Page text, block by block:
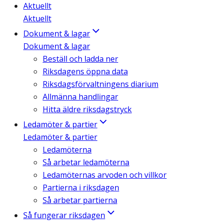
Aktuellt
Aktuellt
Dokument & lagar
Dokument & lagar
Beställ och ladda ner
Riksdagens öppna data
Riksdagsförvaltningens diarium
Allmänna handlingar
Hitta äldre riksdagstryck
Ledamöter & partier
Ledamöter & partier
Ledamöterna
Så arbetar ledamöterna
Ledamöternas arvoden och villkor
Partierna i riksdagen
Så arbetar partierna
Så fungerar riksdagen